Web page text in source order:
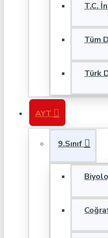
T.C.
Tüm
Türk
AYT
9.Sınıf